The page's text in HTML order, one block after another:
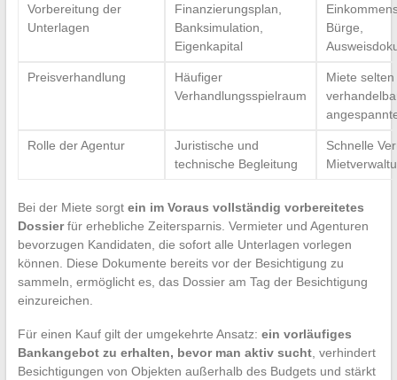
Vorbereitung der
Unterlagen
Finanzierungsplan,
Banksimulation,
Eigenkapital
Bürge,
Preisverhandlung
Häufiger
Verhandlungsspielraum
Miete selten
Rolle der Agentur
Juristische und
technische Begleitung
Schnelle
Bei der Miete sorgt ein im Voraus vollständig vorbereitetes
Dossierfür erhebliche Zeitersparnis. Vermieter und Agenturen
bevorzugen Kandidaten, die sofort alle Unterlagen vorlegen
können. Diese Dokumente bereits vor der Besichtigung zu
sammeln, ermöglicht es, das Dossier am Tag der Besichtigung
einzureichen.
Für einen Kauf gilt der umgekehrte Ansatz: ein vorläufiges
Bankangebot zu erhalten, bevor man aktiv sucht, verhindert
Besichtigungen von Objekten außerhalb des Budgets und stärkt